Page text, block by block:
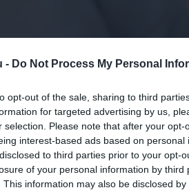
- Do Not Process My Personal
opt-out of the sale, sharing to third
for targeted advertising by us,
selection. Please note that after your
interest-based ads based on
to third parties prior to your opt-
of your personal information by third
This information may also be disclosed